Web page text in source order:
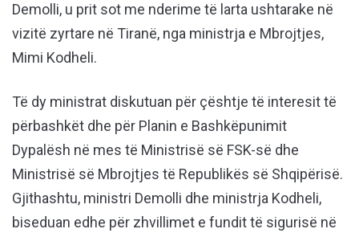
Demolli, u prit sot me nderime të larta ushtarake në
vizitë zyrtare në Tiranë, nga ministrja e Mbrojtjes,
Mimi Kodheli.
Të dy ministrat diskutuan për çështje të interesit të
përbashkët dhe për Planin e Bashkëpunimit
Dypalësh në mes të Ministrisë së FSK-së dhe
Ministrisë së Mbrojtjes të Republikës së Shqipërisë.
Gjithashtu, ministri Demolli dhe ministrja Kodheli,
biseduan edhe për zhvillimet e fundit të sigurisë në